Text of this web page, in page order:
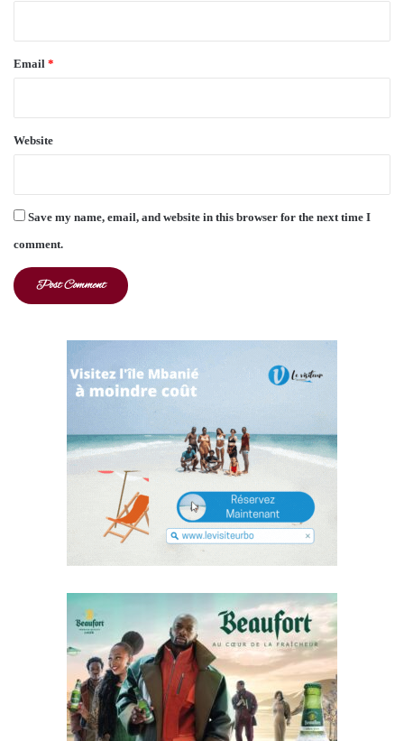
Email *
Website
Save my name, email, and website in this browser for the next time I
comment.